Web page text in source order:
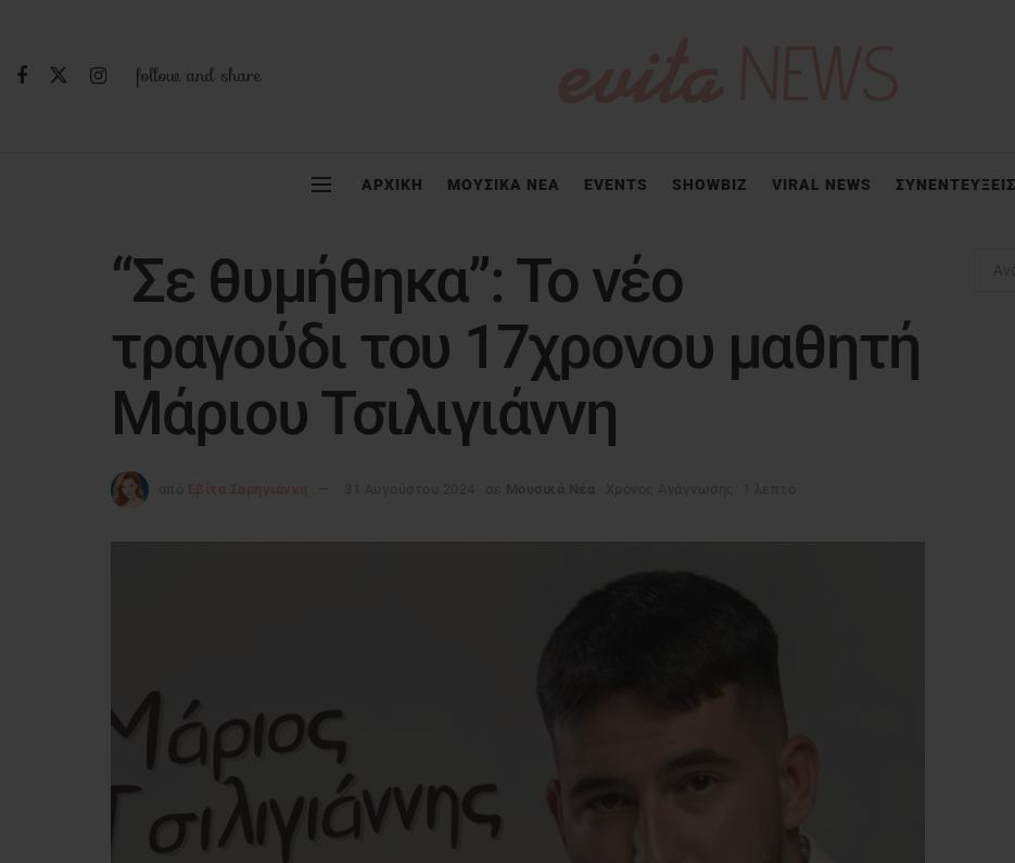
follow and share
ΑΡΧΙΚΗ ΜΟΥΣΙΚΑ ΝΕΑ EVENTS SHOWBIZ VIRAL NEWS ΣΥΝΕΝΤΕΥΞΕΙΣ
“Σε θυμήθηκα”: Το νέο
τραγούδι του 17χρονου μαθητή
Μάριου Τσιλιγιάννη